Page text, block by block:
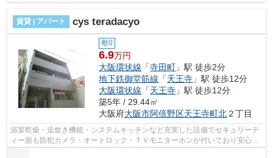
賃貸 | アパート cys teradacyo
敷0
6.9万円
大阪環状線 「寺田町 」駅 徒歩2分
地下鉄御堂筋線 「天王寺 」駅 徒歩12分
大阪環状線 「天王寺 」駅 徒歩12分
築5年 / 29.44㎡
大阪府大阪市阿倍野区天王寺町北２丁目
浴室乾燥・追炊き機能・システムキッチンなど充実した設備でセキュリーテ
ィー面も防犯カメラ・オートロック・ＴＶモニターホンが付いており安心で